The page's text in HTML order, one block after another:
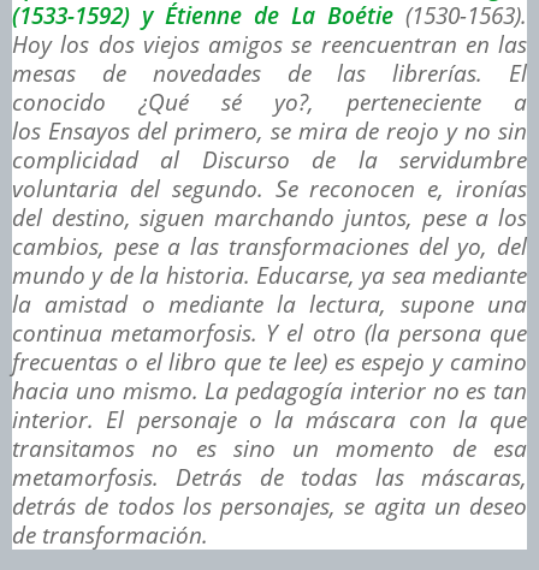
(1533-1592) y Étienne de La Boétie (1530-1563).
Hoy los dos viejos amigos se reencuentran en las
mesas de novedades de las librerías. El
conocido ¿Qué sé yo?, perteneciente a
los Ensayos del primero, se mira de reojo y no sin
complicidad al Discurso de la servidumbre
voluntaria del segundo. Se reconocen e, ironías
del destino, siguen marchando juntos, pese a los
cambios, pese a las transformaciones del yo, del
mundo y de la historia. Educarse, ya sea mediante
la amistad o mediante la lectura, supone una
continua metamorfosis. Y el otro (la persona que
frecuentas o el libro que te lee) es espejo y camino
hacia uno mismo. La pedagogía interior no es tan
interior. El personaje o la máscara con la que
transitamos no es sino un momento de esa
metamorfosis. Detrás de todas las máscaras,
detrás de todos los personajes, se agita un deseo
de transformación.